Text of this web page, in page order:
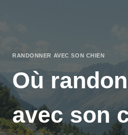
RANDONNER AVEC SON CHIEN
Où
avec son